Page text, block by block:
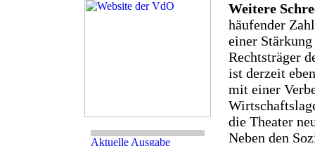
Weitere
häufender
einer
Rechtsträger
ist derzeit
mit einer
die Theater
Neben den